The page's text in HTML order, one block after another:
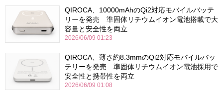
QIROCA、10000mAhのQi2対応モバイルバッテ
リーを発売 準固体リチウムイオン電池搭載で大
容量と安全性を両立
2026/06/09 01:23
QIROCA、薄さ約8.3mmのQi2対応モバイルバッ
テリーを発売 準固体リチウムイオン電池採用で
安全性と携帯性を両立
2026/06/09 01:08